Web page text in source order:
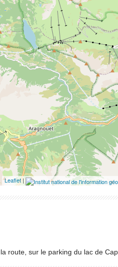
Leaflet |
route, sur le parking du lac de Cap